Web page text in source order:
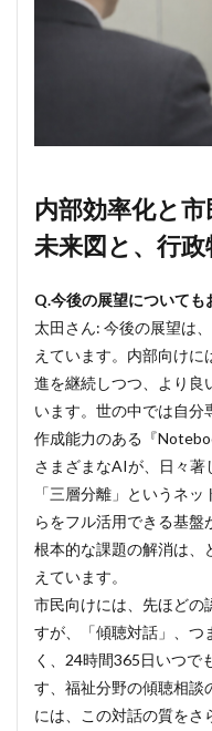
内部効率化と
未来図と、行政
Q.今後の展望についても
太田さん: 今後の展望は
えています。内部向けに
進を継続しつつ、より良
います。世の中では自分
作成能力のある『
さまざまなAIが、日々著
「三層分離」というネ
らをフル活用できる基
根本的な課題の解消は、
えています。
市民向けには、先ほどの
すが、「傾聴対話」、つ
く、24時間365日いつで
す、福祉分野の傾聴相談
には、この対話の質をさ